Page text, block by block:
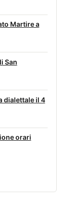
Martire a
San
dialettale il 4
orari